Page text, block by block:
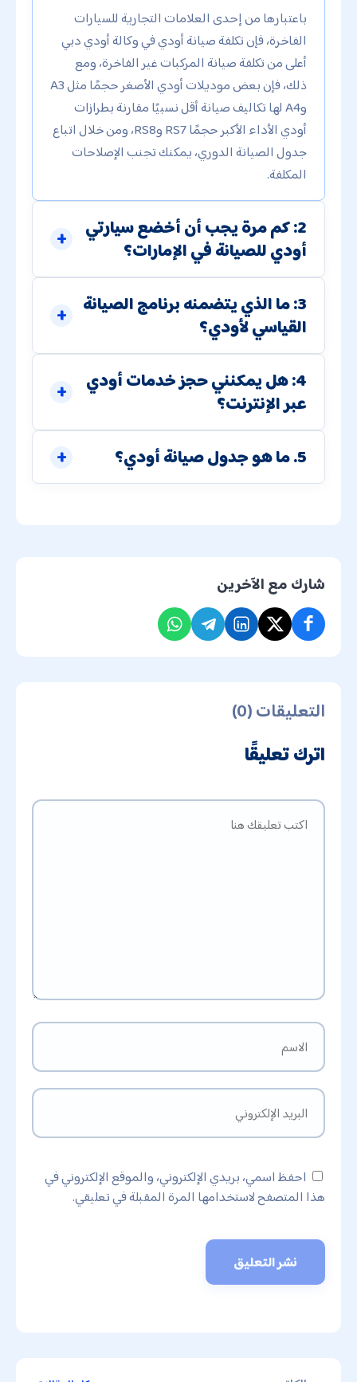
باعتبارها من إحدى العلامات التجارية للسيارات
الفاخرة، فإن تكلفة صيانة أودي في وكالة أودي دبي
أعلى من تكلفة صيانة المركبات غير الفاخرة، ومع
ذلك، فإن بعض موديلات أودي الأصغر حجمًا مثل A3
وA4 لها تكاليف صيانة أقل نسبيًا مقارنة بطرازات
أودي الأداء الأكبر حجمًا RS7 وRS8، ومن خلال اتباع
جدول الصيانة الدوري، يمكنك تجنب الإصلاحات
المكلفة.
2: كم مرة يجب أن أخضع سيارتي
أودي للصيانة في الإمارات؟
3: ما الذي يتضمنه برنامج الصيانة
القياسي لأودي؟
4: هل يمكنني حجز خدمات أودي
عبر الإنترنت؟
5. ما هو جدول صيانة أودي؟
شارك مع الآخرين
التعليقات (0)
اترك تعليقًا
احفظ اسمي، بريدي الإلكتروني، والموقع الإلكتروني في
هذا المتصفح لاستخدامها المرة المقبلة في تعليقي.